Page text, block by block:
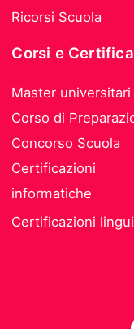
Ricorsi Scuola
Corsi e
Master universitari
Corso di
Concorso Scuola
Certificazioni
informatiche
Certificazioni